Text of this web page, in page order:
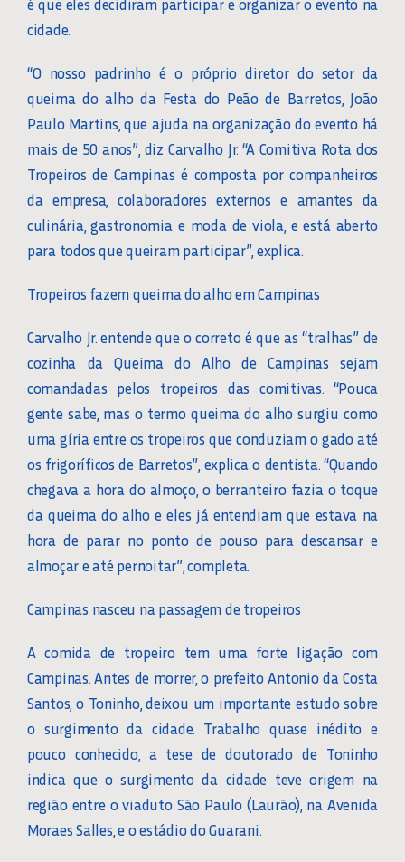
cidade.
“O nosso padrinho é o próprio diretor do setor da
queima do alho da Festa do Peão de Barretos, João
Paulo Martins, que ajuda na organização do evento há
mais de 50 anos”, diz Carvalho Jr. “A Comitiva Rota dos
Tropeiros de Campinas é composta por companheiros
da empresa, colaboradores externos e amantes da
culinária, gastronomia e moda de viola, e está aberto
para todos que queiram participar”, explica.
Tropeiros fazem queima do alho em Campinas
Carvalho Jr. entende que o correto é que as “tralhas” de
cozinha da Queima do Alho de Campinas sejam
comandadas pelos tropeiros das comitivas. “Pouca
gente sabe, mas o termo queima do alho surgiu como
uma gíria entre os tropeiros que conduziam o gado até
os frigoríficos de Barretos”, explica o dentista. “Quando
chegava a hora do almoço, o berranteiro fazia o toque
da queima do alho e eles já entendiam que estava na
hora de parar no ponto de pouso para descansar e
almoçar e até pernoitar”, completa.
Campinas nasceu na passagem de tropeiros
A comida de tropeiro tem uma forte ligação com
Campinas. Antes de morrer, o prefeito Antonio da Costa
Santos, o Toninho, deixou um importante estudo sobre
o surgimento da cidade. Trabalho quase inédito e
pouco conhecido, a tese de doutorado de Toninho
indica que o surgimento da cidade teve origem na
região entre o viaduto São Paulo (Laurão), na Avenida
Moraes Salles, e o estádio do Guarani.